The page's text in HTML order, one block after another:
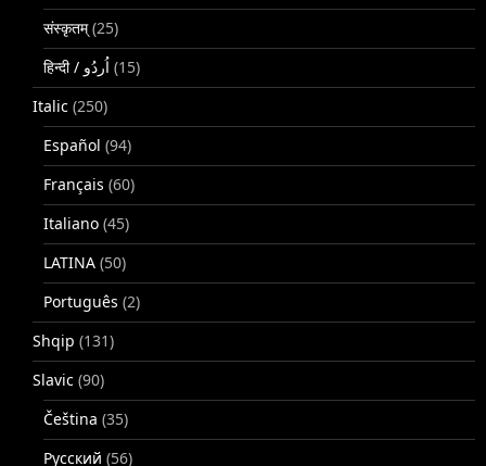
संस्कृतम्(25)
(15)
Italic (250)
Español (94)
Français (60)
Italiano (45)
LATINA (50)
Português (2)
Shqip (131)
Slavic (90)
Čeština (35)
Русский (56)